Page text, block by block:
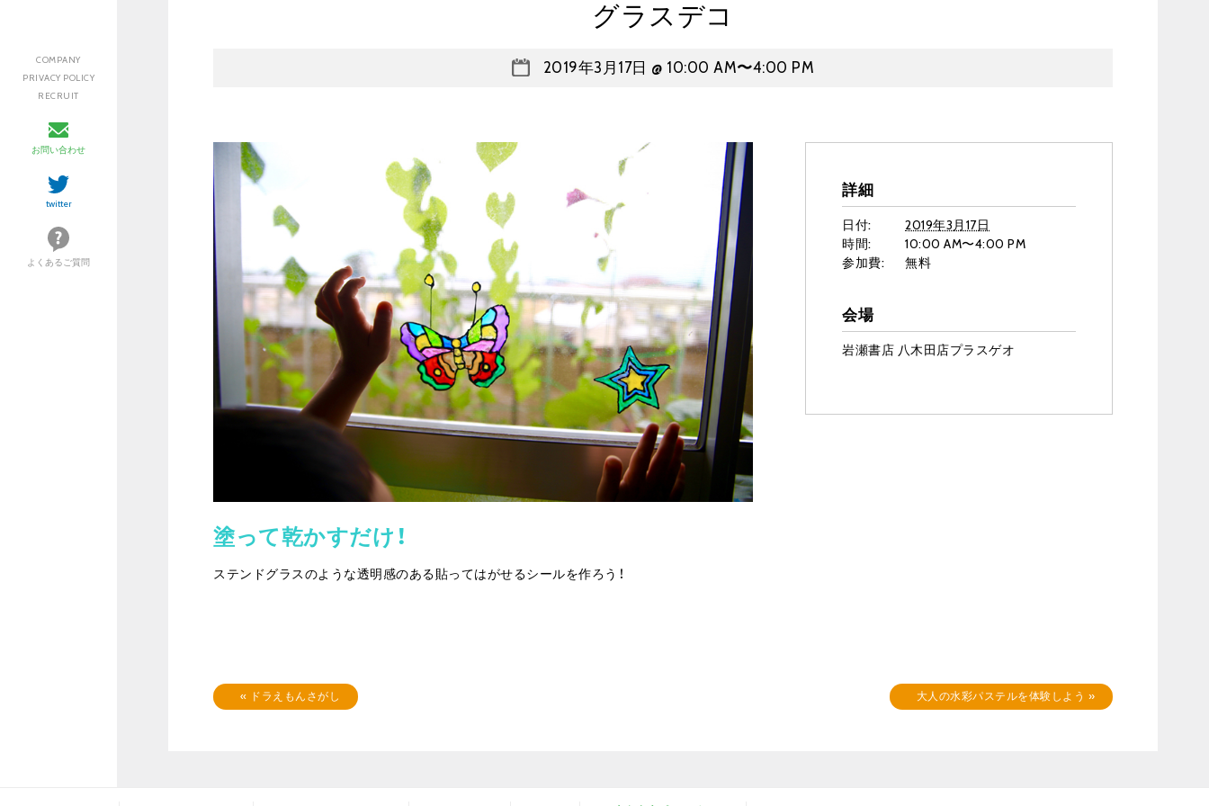
COMPANY
PRIVACY POLICY
RECRUIT
お問い合わせ
twitter
よくあるご質問
グラスデコ
2019年3月17日 @ 10:00 AM〜4:00 PM
塗って乾かすだけ！
ステンドグラスのような透明感のある貼ってはがせるシールを作ろう！
詳細
日付:
2019年3月17日
時間:
10:00 AM〜4:00 PM
参加費:
無料
会場
岩瀬書店 八木田店プラスゲオ
« ドラえもんさがし 大人の水彩パステルを体験しよう »